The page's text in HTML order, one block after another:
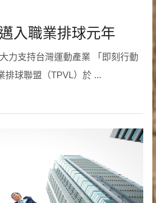
入職業排球元年
力支持台灣運動產業 「即刻行動
排球聯盟（TPVL）於 ...